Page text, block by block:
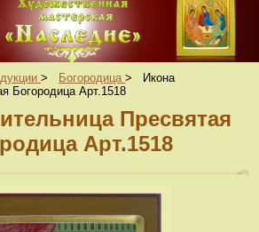
> Богородица >
Икона
Богородица Арт.1518
Пресвятая
Арт.1518